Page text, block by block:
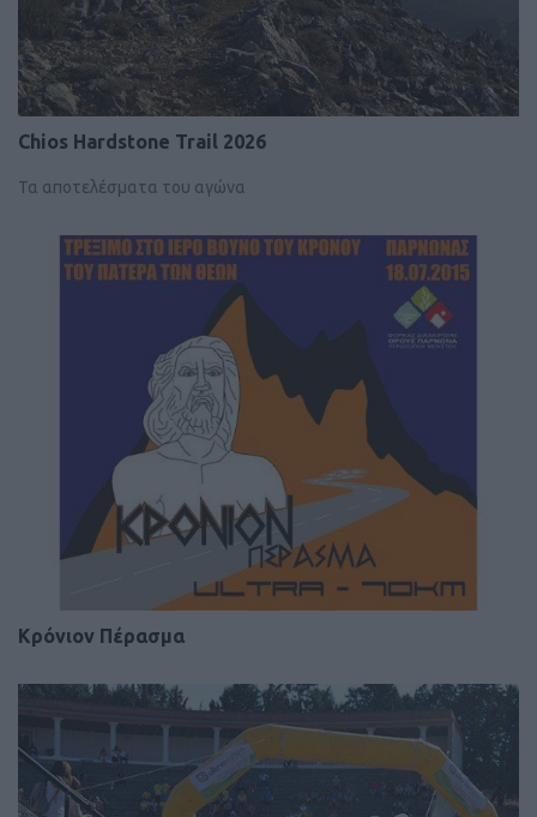
Chios Hardstone Trail 2026
Τα αποτελέσματα του αγώνα
Κρόνιον Πέρασμα